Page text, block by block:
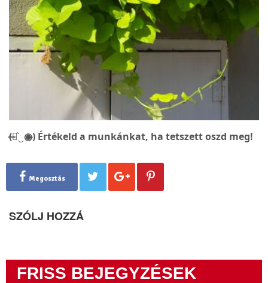
(̶◉͛‿◉̶) Értékeld a munkánkat, ha tetszett oszd meg!
Megosztás
SZÓLJ HOZZÁ
FRISS BEJEGYZÉSEK